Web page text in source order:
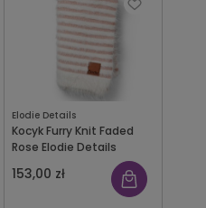
Elodie Details
Kocyk Furry Knit Faded
Rose Elodie Details
153,00 zł